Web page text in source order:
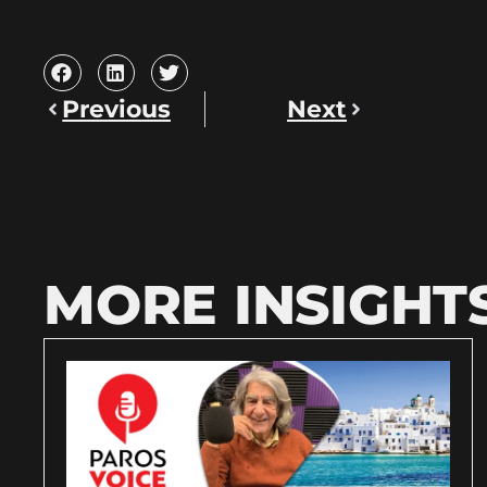
Previous Next
MORE